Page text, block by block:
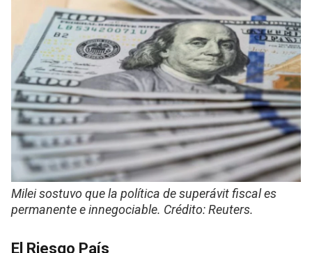
Milei sostuvo que la política de superávit fiscal es
permanente e innegociable. Crédito: Reuters.
El Riesgo País